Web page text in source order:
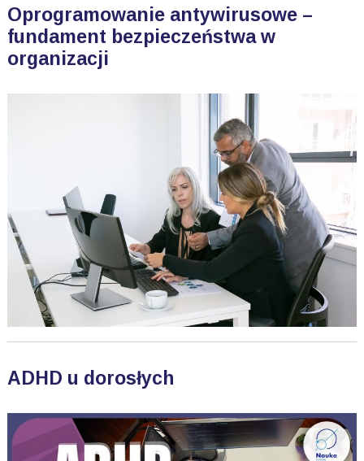
Oprogramowanie antywirusowe –
fundament bezpieczeństwa w
organizacji
ADHD u dorosłych